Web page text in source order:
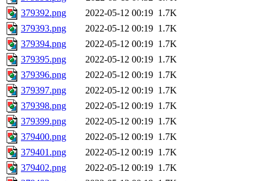
379392.png
2022-05-12 00:19 1.7K
379393.png
2022-05-12 00:19 1.7K
379394.png
2022-05-12 00:19 1.7K
379395.png
2022-05-12 00:19 1.7K
379396.png
2022-05-12 00:19 1.7K
379397.png
2022-05-12 00:19 1.7K
379398.png
2022-05-12 00:19 1.7K
379399.png
2022-05-12 00:19 1.7K
379400.png
2022-05-12 00:19 1.7K
379401.png
2022-05-12 00:19 1.7K
379402.png
2022-05-12 00:19 1.7K